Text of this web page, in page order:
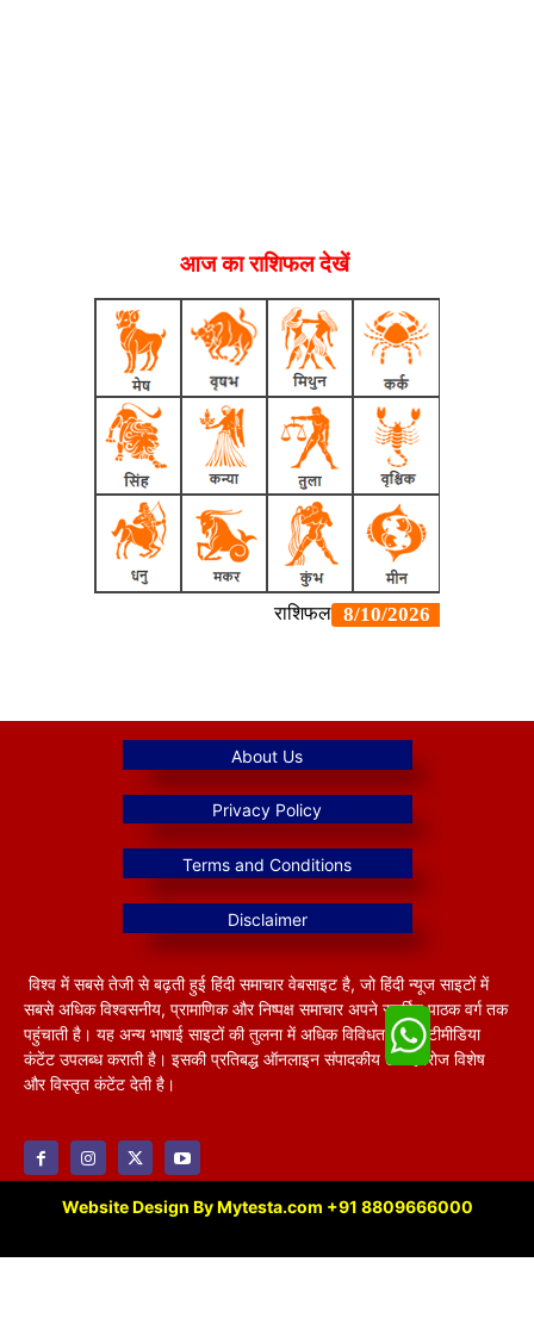
आज का राशिफल देखें
विश्व में सबसे तेजी से बढ़ती हुई हिंदी समाचार वेबसाइट है, जो हिंदी न्यूज साइटों में
सबसे अधिक विश्वसनीय, प्रामाणिक और निष्पक्ष समाचार अपने समर्पित पाठक वर्ग तक
पहुंचाती है। यह अन्य भाषाई साइटों की तुलना में अधिक विविधतापूर्ण मल्टीमीडिया
कंटेंट उपलब्ध कराती है। इसकी प्रतिबद्ध ऑनलाइन संपादकीय टीम हररोज विशेष
और विस्तृत कंटेंट देती है।
Website Design By Mytesta.com +91 8809666000